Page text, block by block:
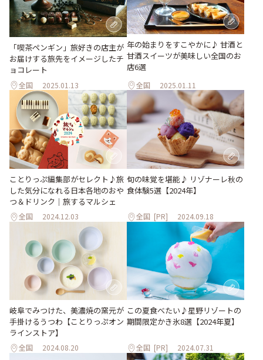
「喫茶ペンギン」旅好きの店主が
お届けする旅先をイメージしたチ
ョコレート
全国 2025.01.13
年の始まりをすこやかに♪ 甘酒と
甘酒スイーツが美味しい全国のお
店6選
全国 2025.01.11
ことりっぷ編集部がセレクト♪旅
した気分になれる日本各地のおや
つ＆ドリンク｜旅するマルシェ
全国 2024.12.03
旬の味覚を堪能♪ リゾナーレ秋の
食体験5選【2024年】
全国 [PR] 2024.09.18
岐阜でみつけた、美濃焼の窯元が
手掛けるうつわ【ことりっぷオン
ラインストア】
全国 2024.08.20
この夏食べたい♪星野リゾートの
期間限定かき氷8選【2024年夏】
全国 [PR] 2024.07.31